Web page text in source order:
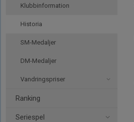
Klubbinformation
Historia
SM-Medaljer
DM-Medaljer
Vandringspriser
Ranking
Seriespel